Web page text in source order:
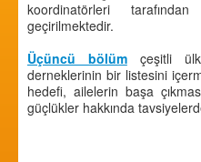
koordinatörleri
geçirilmektedir.
Üçüncü bölümçeşitli
derneklerinin bir listesini
hedefi, ailelerin başa
güçlükler hakkında